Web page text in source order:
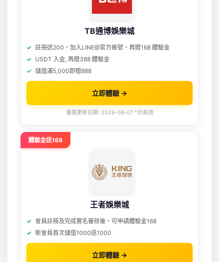
TB通博娛樂城
註冊送200，加入LINE@官方帳號，再贈168 體驗金
USDT 入金, 再贈388 體驗金
儲值滿5,000即贈888
立即體驗 →
優惠更新日期: 2026-08-07 *仍有效
體驗金送168
王者娛樂城
會員註冊及完成實名審核後，可申請體驗金168
新會員首次儲值1000送1000
立即體驗 →